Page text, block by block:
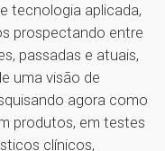
tecnologia aplicada,
prospectando entre
passadas e atuais,
uma visão de
agora como
produtos, em testes
clínicos,